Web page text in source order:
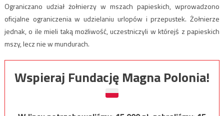
Ograniczano udział żołnierzy w mszach papieskich, wprowadzono
oficjalne ograniczenia w udzielaniu urlopów i przepustek. Żołnierze
jednak, o ile mieli taką możliwość, uczestniczyli w którejś z papieskich
mszy, lecz nie w mundurach.
Wspieraj Fundację Magna Polonia!